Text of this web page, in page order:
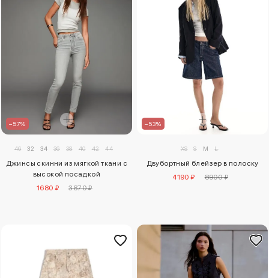
–57%
46 32 34 36 38 40 42 44
Джинсы скинни из мягкой ткани с
высокой посадкой
1680 ₽
3870 ₽
–53%
XS S M L
Двубортный блейзер в полоску
4190 ₽
8900 ₽